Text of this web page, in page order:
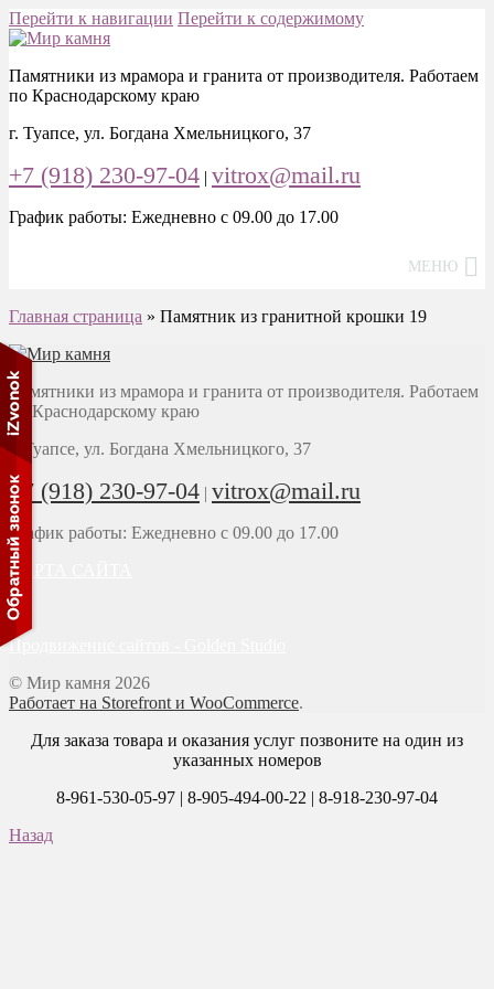
Перейти к навигации Перейти к содержимому
Памятники из мрамора и гранита от производителя. Работаем
по Краснодарскому краю
г. Туапсе, ул. Богдана Хмельницкого, 37
+7 (918) 230-97-04 | vitrox@mail.ru
График работы: Ежедневно с 09.00 до 17.00
МЕНЮ
Главная страница » Памятник из гранитной крошки 19
Памятники из мрамора и гранита от производителя. Работаем
по Краснодарскому краю
г. Туапсе, ул. Богдана Хмельницкого, 37
+7 (918) 230-97-04 | vitrox@mail.ru
График работы: Ежедневно с 09.00 до 17.00
КАРТА САЙТА
Продвижение сайтов - Golden Studio
© Мир камня 2026
Работает на Storefront и WooCommerce.
Для заказа товара и оказания услуг позвоните на один из
указанных номеров
8-961-530-05-97 | 8-905-494-00-22 | 8-918-230-97-04
Назад